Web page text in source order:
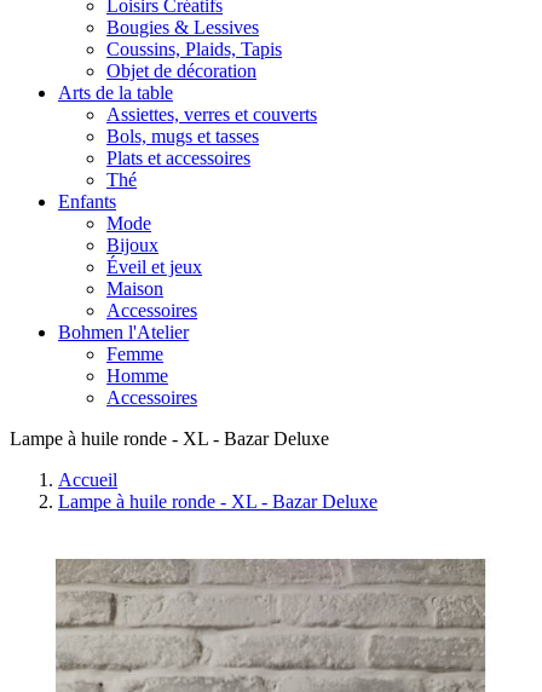
Loisirs Créatifs
Bougies & Lessives
Coussins, Plaids, Tapis
Objet de décoration
Arts de la table
Assiettes, verres et couverts
Bols, mugs et tasses
Plats et accessoires
Thé
Enfants
Mode
Bijoux
Éveil et jeux
Maison
Accessoires
Bohmen l'Atelier
Femme
Homme
Accessoires
Lampe à huile ronde - XL - Bazar Deluxe
Accueil
Lampe à huile ronde - XL - Bazar Deluxe